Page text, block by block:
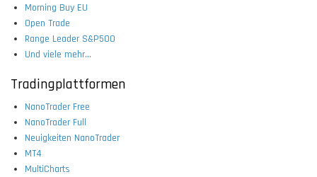
Morning Buy EU
Open Trade
Range Leader S&P500
Und viele mehr...
Tradingplattformen
NanoTrader Free
NanoTrader Full
Neuigkeiten NanoTrader
MT4
MultiCharts